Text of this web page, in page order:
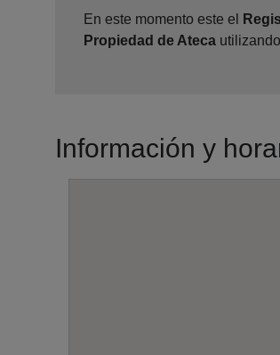
En este momento este el
Propiedad de Ateca
Información y